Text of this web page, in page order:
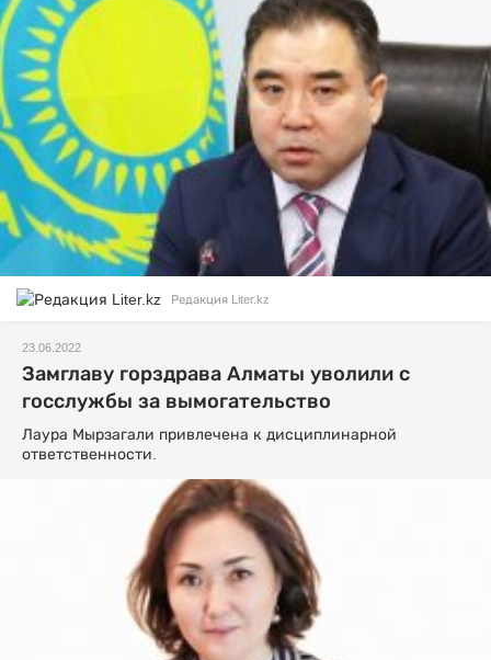
Редакция Liter.kz
23.06.2022
Замглаву горздрава Алматы уволили с
госслужбы за вымогательство
Лаура Мырзагали привлечена к дисциплинарной
ответственности.